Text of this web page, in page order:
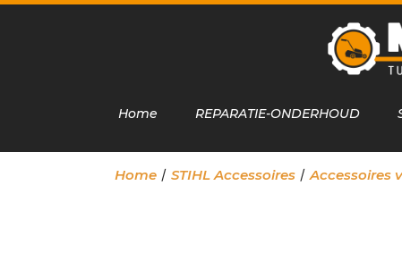
Home REPARATIE-ONDERHOUD
Home / STIHL Accessoires / Accessoires